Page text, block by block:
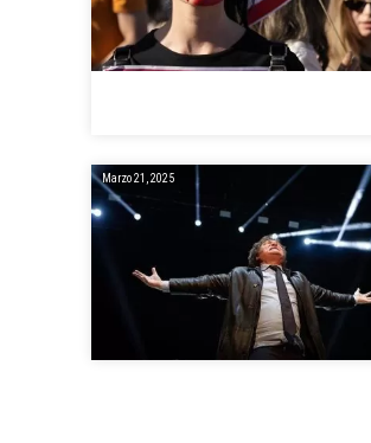
Marzo 21, 2025